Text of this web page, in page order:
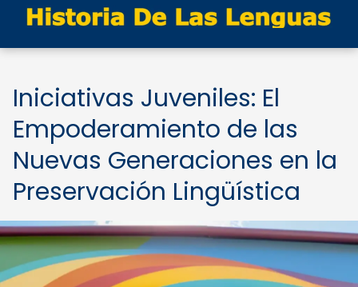
Iniciativas Juveniles: El
Empoderamiento de las
Nuevas Generaciones en la
Preservación Lingüística